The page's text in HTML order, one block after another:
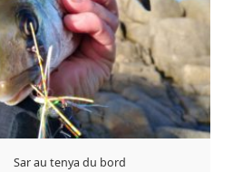
Sar au tenya du bord